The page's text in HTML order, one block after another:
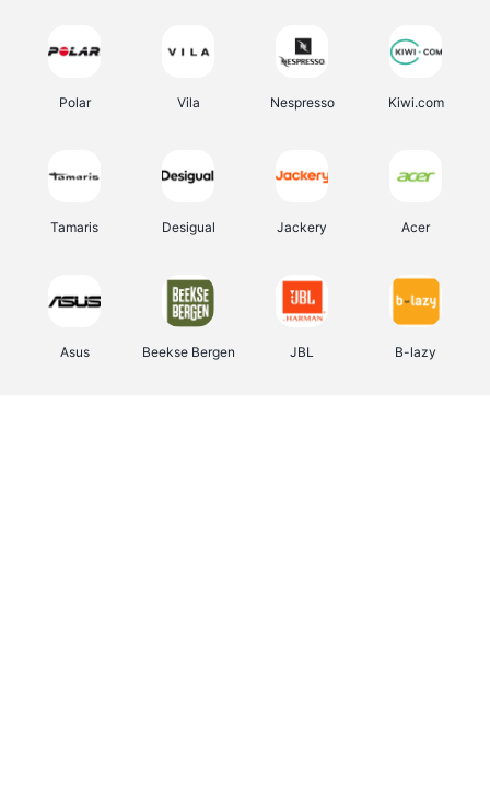
Polar Vila Nespresso Kiwi.com
Tamaris Desigual Jackery Acer
Asus Beekse Bergen JBL B-lazy